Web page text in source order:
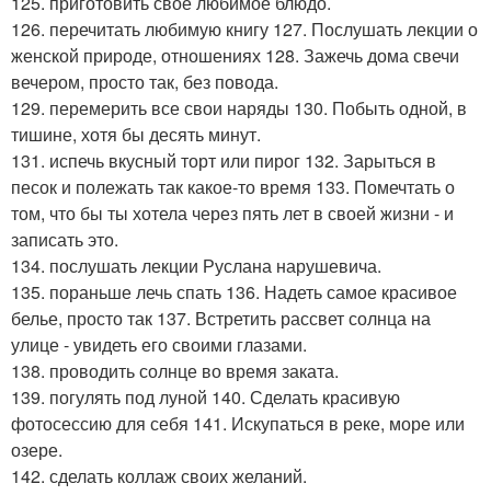
126. перечитать любимую книгу 127. Послушать лекции о
женской природе, отношениях 128. Зажечь дома свечи
вечером, просто так, без повода.
129. перемерить все свои наряды 130. Побыть одной, в
тишине, хотя бы десять минут.
131. испечь вкусный торт или пирог 132. Зарыться в
песок и полежать так какое-то время 133. Помечтать о
том, что бы ты хотела через пять лет в своей жизни - и
записать это.
134. послушать лекции Руслана нарушевича.
135. пораньше лечь спать 136. Надеть самое красивое
белье, просто так 137. Встретить рассвет солнца на
улице - увидеть его своими глазами.
138. проводить солнце во время заката.
139. погулять под луной 140. Сделать красивую
фотосессию для себя 141. Искупаться в реке, море или
озере.
142. сделать коллаж своих желаний.